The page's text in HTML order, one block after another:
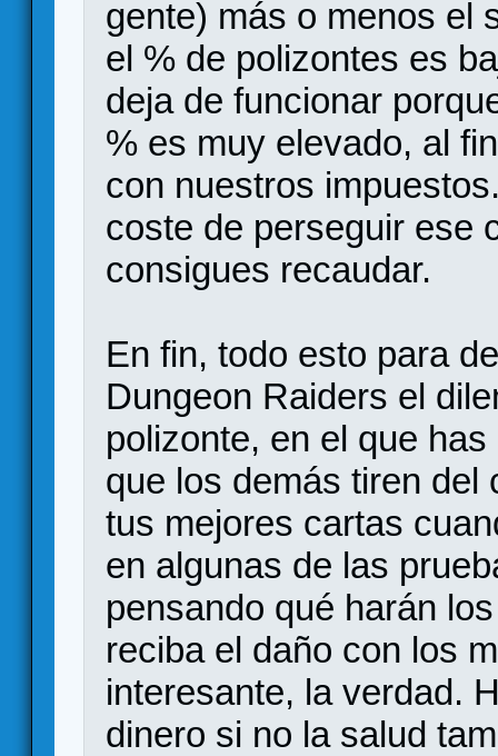
gente) más o menos el
el % de polizontes es
deja de funcionar
% es muy elevado, al
con nuestros
coste de perseguir ese
consigues recaudar.
En fin, todo esto para
Dungeon Raiders el
polizonte, en el que
que los demás tiren del
tus mejores cartas
en algunas de las
pensando qué harán
reciba el daño con los
interesante, la verdad.
dinero si no la salud